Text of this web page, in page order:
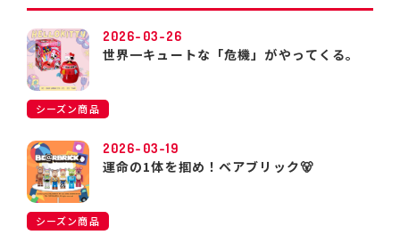
2026-03-26
世界一キュートな「危機」がやってくる。
シーズン商品
2026-03-19
運命の1体を掴め！ベアブリック🐻
シーズン商品